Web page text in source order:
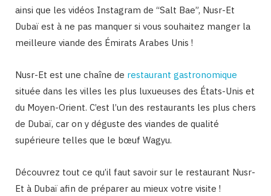
ainsi que les vidéos Instagram de “Salt Bae”, Nusr-Et
Dubaï est à ne pas manquer si vous souhaitez manger la
meilleure viande des Émirats Arabes Unis !
Nusr-Et est une chaîne de restaurant gastronomique
située dans les villes les plus luxueuses des États-Unis et
du Moyen-Orient. C’est l’un des restaurants les plus chers
de Dubaï, car on y déguste des viandes de qualité
supérieure telles que le bœuf Wagyu.
Découvrez tout ce qu’il faut savoir sur le restaurant Nusr-
Et à Dubaï afin de préparer au mieux votre visite !